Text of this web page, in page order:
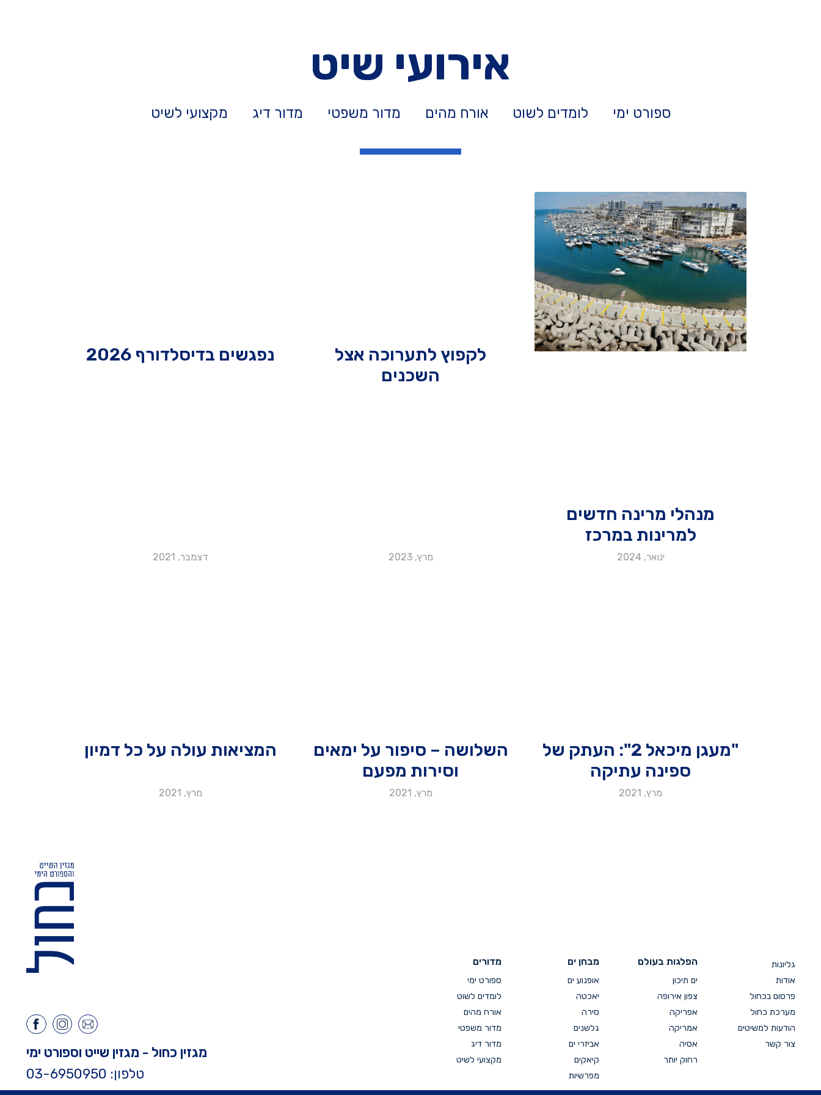
אירועי שיט
ספורט ימי לומדים לשוט אורח מהים מדור משפטי מדור דיג מקצועי לשיט
מנהלי מרינה חדשים
למרינות במרכז
ינואר, 2024
לקפוץ לתערוכה אצל
השכנים
מרץ, 2023
נפגשים בדיסלדורף 2026
דצמבר, 2021
"מעגן מיכאל 2": העתק של
ספינה עתיקה
מרץ, 2021
השלושה – סיפור על ימאים
וסירות מפעם
מרץ, 2021
המציאות עולה על כל דמיון
מרץ, 2021
גליונות
אודות
פרסום בכחול
מערכת כחול
הודעות למשיטים
צור קשר
הפלגות בעולם
ים תיכון
צפון אירופה
אפריקה
אמריקה
אסיה
רחוק יותר
מבחן ים
אופנוע ים
יאכטה
סירה
גלשנים
אביזרי ים
קיאקים
מפרשיות
מדורים
ספורט ימי
לומדים לשוט
אורח מהים
מדור משפטי
מדור דיג
מקצועי לשיט
מגזין כחול - מגזין שייט וספורט ימי
טלפון: 03-6950950